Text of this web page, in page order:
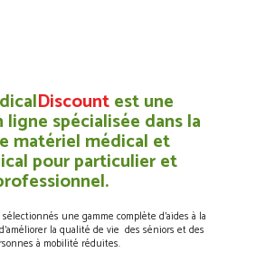
Discountest une
spécialisée dans la
matériel médical et
pour particulier et
une gamme complète d’aides à la
la qualité de vie des séniors et des
à mobilité réduites.